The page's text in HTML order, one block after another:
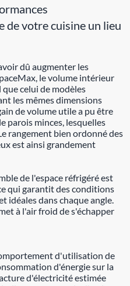
de votre cuisine un lieu
dû augmenter les
le volume intérieur
que celui de modèles
les mêmes dimensions
de volume utile a pu être
parois minces, lesquelles
rangement bien ordonné des
est ainsi grandement
de l'espace réfrigéré est
qui garantit des conditions
idéales dans chaque angle.
à l'air froid de s'échapper
d'utilisation de
d'énergie sur la
d'électricité estimée